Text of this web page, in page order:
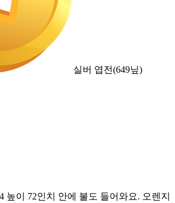
실버 엽전(649닢)
높이 72인치 안에 불도 들어와요. 오렌지